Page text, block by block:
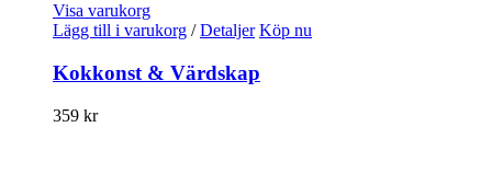
Visa varukorg
Lägg till i varukorg / Detaljer Köp nu
Kokkonst & Värdskap
359 kr